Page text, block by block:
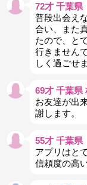
72才 千葉県
普段出会え
合い、また
たので、と
行きません
しく過ごせ
69才 千葉県
お友達が出
謝します。
55才 千葉県
アプリはと
信頼度の高